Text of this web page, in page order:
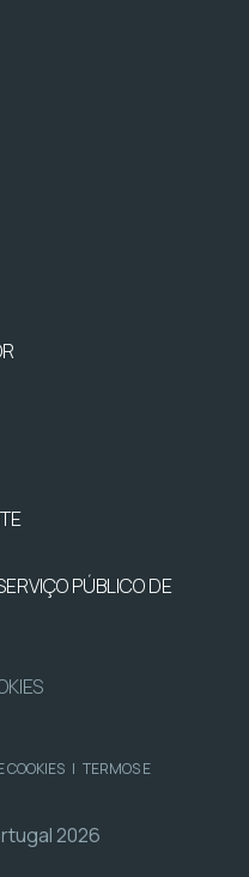
PÚBLICO DE
COOKIES | TERMOS E
2026